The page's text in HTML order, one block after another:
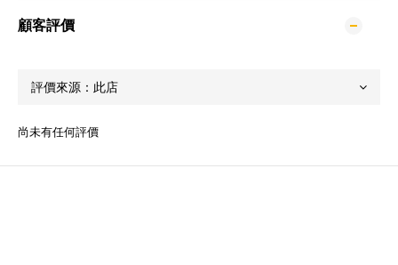
顧客評價
尚未有任何評價